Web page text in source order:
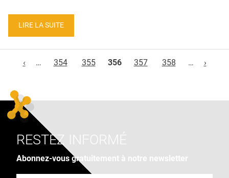
LIRE LA SUITE
‹
… 354 355 356 357 358 … ›
RESTEZ INFORMÉ
Abonnez-vous gratuitement à notre newsletter